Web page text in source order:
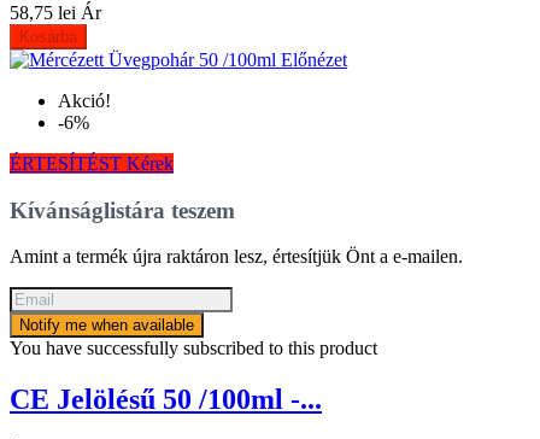
58,75 lei Ár
Kosárba
Előnézet
Akció!
-6%
ÉRTESÍTÉST Kérek
Kívánságlistára teszem
Amint a termék újra raktáron lesz, értesítjük Önt a e-mailen.
Notify me when available
You have successfully subscribed to this product
CE Jelölésű 50 /100ml -...